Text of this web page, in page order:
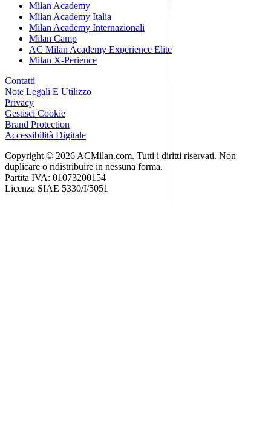
Milan Academy
Milan Academy Italia
Milan Academy Internazionali
Milan Camp
AC Milan Academy Experience Elite
Milan X-Perience
Contatti
Note Legali E Utilizzo
Privacy
Gestisci Cookie
Brand Protection
Accessibilità Digitale
Copyright © 2026 ACMilan.com. Tutti i diritti riservati. Non
duplicare o ridistribuire in nessuna forma.
Partita IVA: 01073200154
Licenza SIAE 5330/I/5051